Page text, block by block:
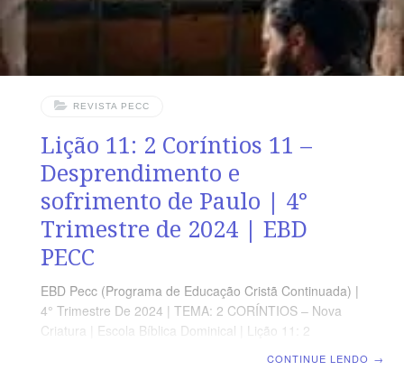
REVISTA PECC
Lição 11: 2 Coríntios 11 –
Desprendimento e
sofrimento de Paulo | 4°
Trimestre de 2024 | EBD
PECC
EBD Pecc (Programa de Educação Cristã Continuada) |
4° Trimestre De 2024 | TEMA: 2 CORÍNTIOS – Nova
Criatura | Escola Bíblica Dominical | Lição 11: 2
CONTINUE LENDO →